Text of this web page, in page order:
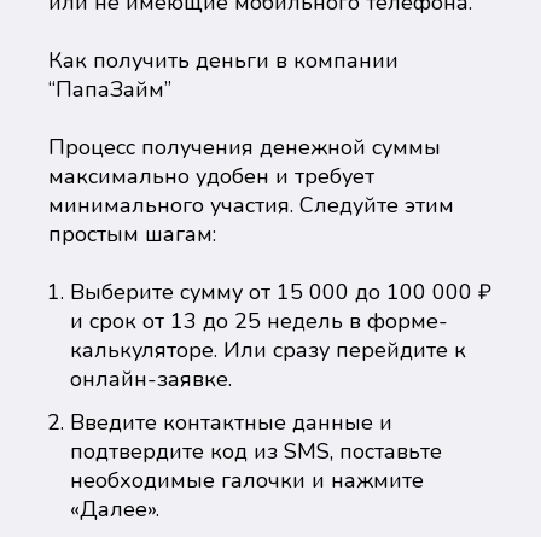
Как получить деньги в компании
“ПапаЗайм”
Процесс получения денежной суммы
максимально удобен и требует
минимального участия. Следуйте этим
простым шагам:
Выберите сумму от 15 000 до 100 000 ₽
и срок от 13 до 25 недель в форме-
калькуляторе. Или сразу перейдите к
онлайн-заявке.
Введите контактные данные и
подтвердите код из SMS, поставьте
необходимые галочки и нажмите
«Далее».